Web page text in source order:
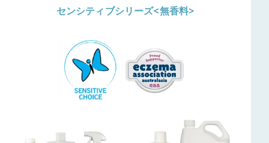
センシティブシリーズ<無香料>